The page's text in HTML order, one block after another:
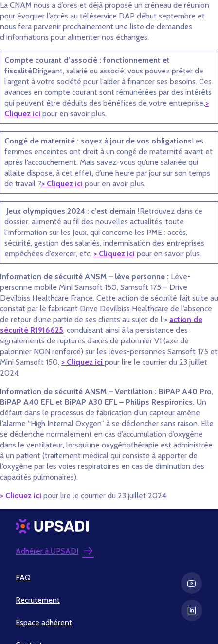
La CNAM nous a d’ores et déjà proposé un créneau de réunion
pour évoquer l’accès au téléservice DAP début septembre et
nous fera parvenir prochainement une liste de demandes
d’informations pour alimenter nos échanges.
Compte courant d’associé : fonctionnement et
fiscalitéDirigeant, salarié ou associé, vous pouvez prêter de
l’argent à votre société pour l’aider à financer ses besoins. Ces
avances en compte courant sont rémunérées par des intérêts
qui peuvent être déduits des bénéfices de votre entreprise.>
Cliquez ici pour en savoir plus.
Congé de maternité : soyez à jour de vos obligationsLes
femmes enceintes ont droit à un congé de maternité avant et
après l’accouchement. Mais savez-vous qu’une salariée qui
allaite dispose, à cet effet, d’une heure par jour sur son temps
de travail ?> Cliquez ici pour en avoir plus.
Jeux olympiques 2024 : c’est demain !Retrouvez dans ce
dossier, alimenté au fil des nouvelles actualités, toute
l’information sur les Jeux, qui concerne les PME : accès,
sécurité, gestion des salariés, indemnisation des entreprises
empêchées d’exercer, etc. > Cliquez ici pour en savoir plus.
Information de sécurité ANSM – lève personne : Lève-
personne mobile Mini Samsoft 150, Samsoft 175 – Drive
Devilbiss Healthcare France. Cette action de sécurité fait suite au
constat par le fabricant Drive Devilbiss Healthcare de l’absence
de retour d’une partie de ses clients au sujet de l’> action de
sécurité R1916625, conduisant ainsi à la persistance des
signalements de ruptures d’axes de palonnier V1 (axe de
palonnier NON renforcé) sur les lèves-personnes Samsoft 175 et
Mini Samsoft 150. > Cliquez ici pour lire le courrier du 23 juillet
2024.
Information de sécurité ANSM – Ventilation : BiPAP A40 Pro,
BiPAP A40 EFL et BiPAP A30 EFL – Philips Respironics. Un
défaut dans le processus de fabrication d’un capteur amène
l’alarme “High Internal Oxygen” à se déclencher sans raison. Elle
se déclenche normalement en cas d’accumulation d’oxygène
dans le ventilateur, lorsqu’une oxygénothérapie est administrée
à un patient (traitement médical qui consiste à apporter de
l’oxygène par les voies respiratoires en cas de diminution des
capacités pulmonaires).
> Cliquez ici pour lire le courrier du 23 juillet 2024.
Adhérer à UPSADI
FAQ
Recrutement
Espace adhérent